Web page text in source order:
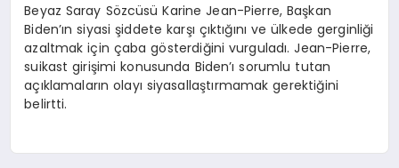
Beyaz Saray Sözcüsü Karine Jean-Pierre, Başkan
Biden’ın siyasi şiddete karşı çıktığını ve ülkede gerginliği
azaltmak için çaba gösterdiğini vurguladı. Jean-Pierre,
suikast girişimi konusunda Biden’ı sorumlu tutan
açıklamaların olayı siyasallaştırmamak gerektiğini
belirtti.